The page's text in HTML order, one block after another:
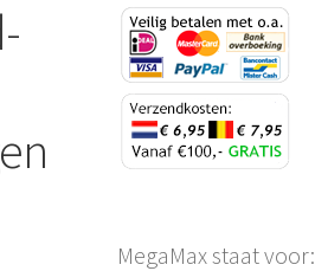
MegaMax staat voor: